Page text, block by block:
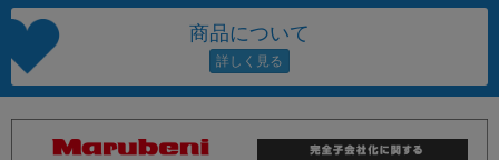
商品について